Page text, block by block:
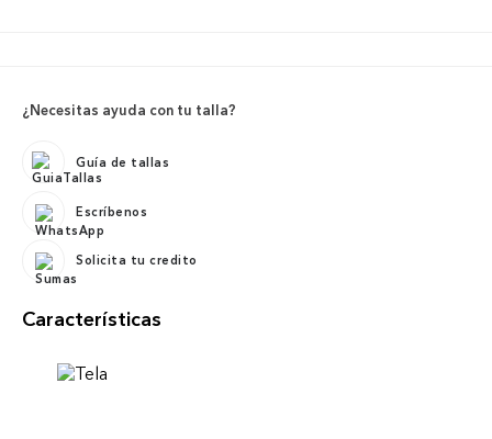
¿Necesitas ayuda con tu talla?
Guía de tallas
Escríbenos
Solicita tu credito
Características